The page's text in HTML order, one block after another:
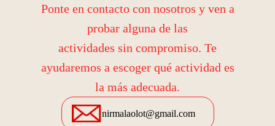
Ponte en contacto con nosotros y ven a
probar alguna de las
actividades sin compromiso. Te
ayudaremos a escoger qué actividad es
la más adecuada.
nirmalaolot@gmail.com